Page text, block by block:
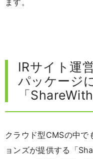
ます。
IRサイト運
パッケージ
「ShareWith
クラウド型CMSの中で
ョンズが提供する「